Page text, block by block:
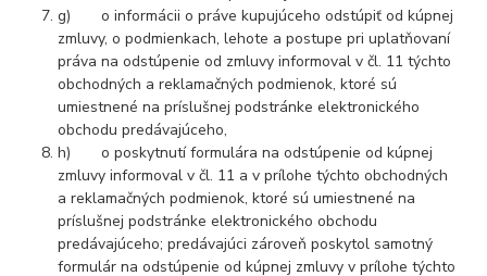
g) o informácii o práve kupujúceho odstúpiť od kúpnej
zmluvy, o podmienkach, lehote a postupe pri uplatňovaní
práva na odstúpenie od zmluvy informoval v čl. 11 týchto
obchodných a reklamačných podmienok, ktoré sú
umiestnené na príslušnej podstránke elektronického
obchodu predávajúceho,
h) o poskytnutí formulára na odstúpenie od kúpnej
zmluvy informoval v čl. 11 a v prílohe týchto obchodných
a reklamačných podmienok, ktoré sú umiestnené na
príslušnej podstránke elektronického obchodu
predávajúceho; predávajúci zároveň poskytol samotný
formulár na odstúpenie od kúpnej zmluvy v prílohe týchto